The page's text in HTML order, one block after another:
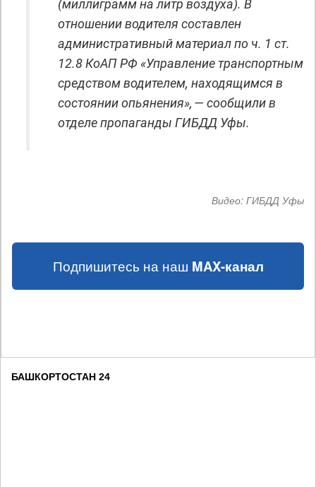
(миллиграмм на литр воздуха). В
отношении водителя составлен
административный материал по ч. 1 ст.
12.8 КоАП РФ «Управление транспортным
средством водителем, находящимся в
состоянии опьянения», — сообщили в
отделе пропаганды ГИБДД Уфы.
Видео: ГИБДД Уфы
Подпишитесь на наш MAX-канал
БАШКОРТОСТАН 24